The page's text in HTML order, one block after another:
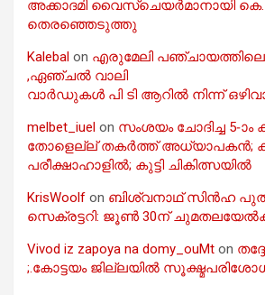
അക്കാദമി വൈസ്ചെയർമാനായി
തെരഞ്ഞെടുത്തു
Kalebal on എരുമേലി പഞ്ചായത്തിലെ
,ഏഞ്ചൽ വാലി
വാർഡുകൾ പി ടി ആറിൽ നിന്ന്
melbet_iuel on സംശയം ചോദിച്ച 5-
തോളെല്ല് തകർത്ത് അധ്യാപകൻ;
പരീക്ഷാഹാളിൽ; കുട്ടി ചികിത്സയിൽ
KrisWoolf on ബിശ്വനാഥ് സിൻഹ
സെക്രട്ടറി: ജൂൺ 30ന്
Vivod iz zapoya na domy_ouMt on
;.കോട്ടയം ജില്ലയിൽ